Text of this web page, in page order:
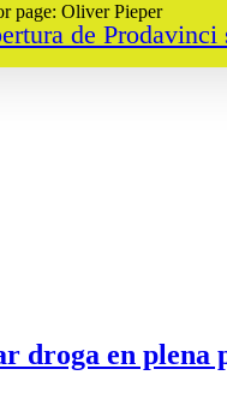
page: Oliver Pieper
de
droga en plena